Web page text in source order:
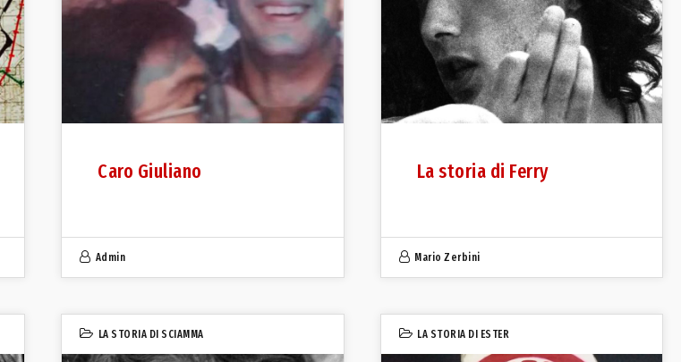
Caro Giuliano
Admin
La storia di Ferry
Mario Zerbini
LA STORIA DI SCIAMMA LA STORIA DI ESTER